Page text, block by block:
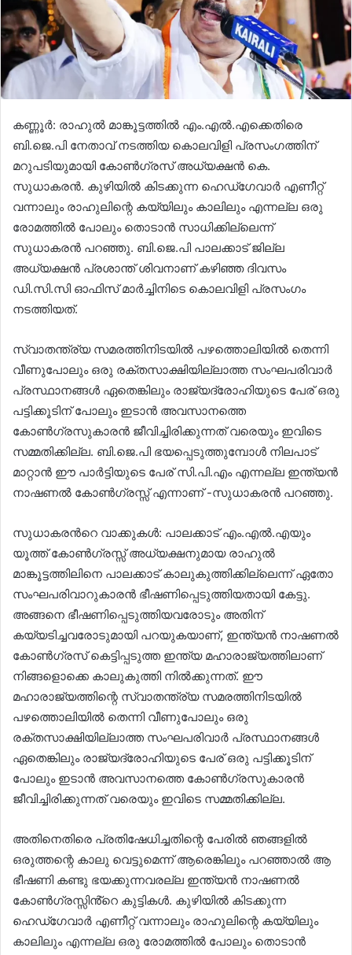
കണ്ണൂർ: രാഹുൽ മാങ്കൂട്ടത്തിൽ എം.എല്‍.എക്കെതിരെ
ബി.ജെ.പി നേതാവ് നടത്തിയ കൊലവിളി പ്രസംഗത്തിന്
മറുപടിയുമായി കോൺഗ്രസ് അധ്യക്ഷൻ കെ.
സുധാകരൻ. കുഴിയിൽ കിടക്കുന്ന ഹെഡ്ഗേവാർ എണീറ്റ്
വന്നാലും രാഹുലിന്റെ കയ്യിലും കാലിലും എന്നല്ല ഒരു
രോമത്തിൽ പോലും തൊടാൻ സാധിക്കില്ലെന്ന്
സുധാകരൻ പറഞ്ഞു. ബി.ജെ.പി പാലക്കാട് ജില്ല
അധ്യക്ഷൻ പ്രശാന്ത് ശിവനാണ് കഴിഞ്ഞ ദിവസം
ഡി.സി.സി ഓഫിസ് മാർച്ചിനിടെ കൊലവിളി പ്രസംഗം
നടത്തിയത്.
സ്വാതന്ത്ര്യ സമരത്തിനിടയിൽ പഴത്തൊലിയിൽ തെന്നി
വീണുപോലും ഒരു രക്തസാക്ഷിയില്ലാത്ത സംഘപരിവാർ
പ്രസ്ഥാനങ്ങൾ ഏതെങ്കിലും രാജ്യദ്രോഹിയുടെ പേര് ഒരു
പട്ടിക്കൂടിന് പോലും ഇടാൻ അവസാനത്തെ
കോൺഗ്രസുകാരൻ ജീവിച്ചിരിക്കുന്നത് വരെയും ഇവിടെ
സമ്മതിക്കില്ല. ബി.ജെ.പി ഭയപ്പെടുത്തുമ്പോൾ നിലപാട്
മാറ്റാൻ ഈ പാർട്ടിയുടെ പേര് സി.പി.എം എന്നല്ല ഇന്ത്യൻ
നാഷണൽ കോൺഗ്രസ്സ് എന്നാണ് -സുധാകരൻ പറഞ്ഞു.
സുധാകരന്‍റെ വാക്കുകൾ: പാലക്കാട് എം.എൽ.എയും
യൂത്ത് കോൺഗ്രസ്സ് അധ്യക്ഷനുമായ രാഹുൽ
മാങ്കൂട്ടത്തിലിനെ പാലക്കാട് കാലുകുത്തിക്കില്ലെന്ന് ഏതോ
സംഘപരിവാറുകാരൻ ഭീഷണിപ്പെടുത്തിയതായി കേട്ടു.
അങ്ങനെ ഭീഷണിപ്പെടുത്തിയവരോടും അതിന്
കയ്യടിച്ചവരോടുമായി പറയുകയാണ്, ഇന്ത്യൻ നാഷണൽ
കോൺഗ്രസ് കെട്ടിപ്പടുത്ത ഇന്ത്യ മഹാരാജ്യത്തിലാണ്
നിങ്ങളൊക്കെ കാലുകുത്തി നിൽക്കുന്നത്. ഈ
മഹാരാജ്യത്തിന്റെ സ്വാതന്ത്ര്യ സമരത്തിനിടയിൽ
പഴത്തൊലിയിൽ തെന്നി വീണുപോലും ഒരു
രക്തസാക്ഷിയില്ലാത്ത സംഘപരിവാർ പ്രസ്ഥാനങ്ങൾ
ഏതെങ്കിലും രാജ്യദ്രോഹിയുടെ പേര് ഒരു പട്ടിക്കൂടിന്
പോലും ഇടാൻ അവസാനത്തെ കോൺഗ്രസുകാരൻ
ജീവിച്ചിരിക്കുന്നത് വരെയും ഇവിടെ സമ്മതിക്കില്ല.
അതിനെതിരെ പ്രതിഷേധിച്ചതിന്റെ പേരിൽ ഞങ്ങളിൽ
ഒരുത്തന്റെ കാലു വെട്ടുമെന്ന് ആരെങ്കിലും പറഞ്ഞാൽ ആ
ഭീഷണി കണ്ടു ഭയക്കുന്നവരല്ല ഇന്ത്യൻ നാഷണൽ
കോൺഗ്രസ്സിൻ്റെ കുട്ടികൾ. കുഴിയിൽ കിടക്കുന്ന
ഹെഡ്ഗേവാർ എണീറ്റ് വന്നാലും രാഹുലിന്റെ കയ്യിലും
കാലിലും എന്നല്ല ഒരു രോമത്തിൽ പോലും തൊടാൻ